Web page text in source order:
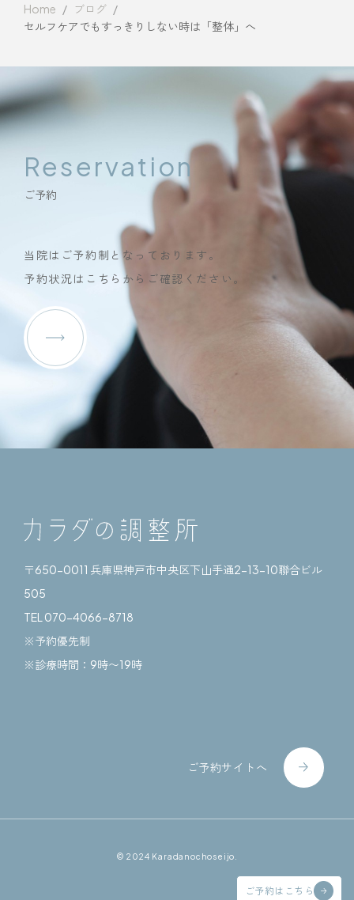
ご予約はこちら
Home
ブログ
セルフケアでもすっきりしない時は「整体」へ
Reservation
ご予約
当院はご予約制となっております。
予約状況はこちらからご確認ください。
〒650-0011 兵庫県神戸市中央区下山手通2-13-10聯合ビル
505
TEL 070-4066-8718
※予約優先制
※診療時間：9時〜19時
ご予約サイトへ
© 2024 Karadanochoseijo.